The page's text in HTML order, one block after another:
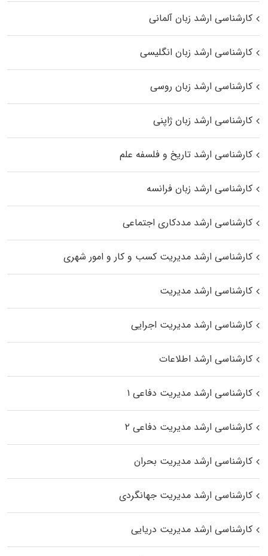
کارشناسی ارشد زبان آلمانی
کارشناسی ارشد زبان انگلیسی
کارشناسی ارشد زبان روسی
کارشناسی ارشد زبان ژاپنی
کارشناسی ارشد تاریخ و فلسفه علم
کارشناسی ارشد زبان فرانسه
کارشناسی ارشد مددکاری اجتماعی
کارشناسی ارشد مدیریت کسب و کار و امور شهری
کارشناسی ارشد مدیریت
کارشناسی ارشد مدیریت اجرایی
کارشناسی ارشد اطلاعات
کارشناسی ارشد مدیریت دفاعی ۱
کارشناسی ارشد مدیریت دفاعی ۲
کارشناسی ارشد مدیریت بحران
کارشناسی ارشد مدیریت جهانگردی
کارشناسی ارشد مدیریت دریایی